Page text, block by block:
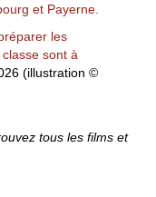
et Payerne.
les
sont à
(illustration ©
tous les films et